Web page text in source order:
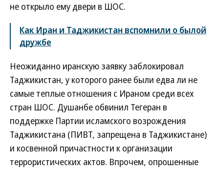
не открыло ему двери в ШОС.
Как Иран и Таджикистан вспомнили о былой
дружбе
Неожиданно иранскую заявку заблокировал
Таджикистан, у которого ранее были едва ли не
самые теплые отношения с Ираном среди всех
стран ШОС. Душанбе обвинил Тегеран в
поддержке Партии исламского возрождения
Таджикистана (ПИВТ, запрещена в Таджикистане)
и косвенной причастности к организации
террористических актов. Впрочем, опрошенные